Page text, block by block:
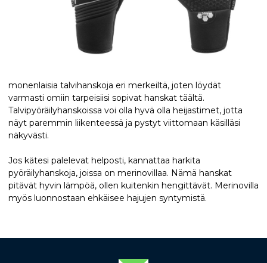
monenlaisia talvihanskoja eri merkeiltä, joten löydät
varmasti omiin tarpeisiisi sopivat hanskat täältä.
Talvipyöräilyhanskoissa voi olla hyvä olla heijastimet, jotta
näyt paremmin liikenteessä ja pystyt viittomaan käsilläsi
näkyvästi.
Jos kätesi palelevat helposti, kannattaa harkita
pyöräilyhanskoja, joissa on merinovillaa. Nämä hanskat
pitävät hyvin lämpöä, ollen kuitenkin hengittävät. Merinovilla
myös luonnostaan ehkäisee hajujen syntymistä.